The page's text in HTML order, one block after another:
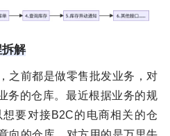
解
之前都是做零售批发业务，对
务的仓库。最近根据业务的规
要对接B2C的电商相关的仓